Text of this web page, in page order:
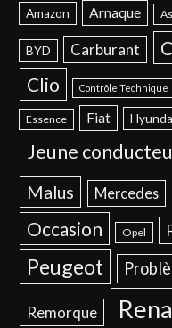
Amazon Arnaque
BYD Carburant
Clio Contrôle Technique
Essence Fiat
Jeune
Malus Mercedes
Occasion Opel
Peugeot
Remorque